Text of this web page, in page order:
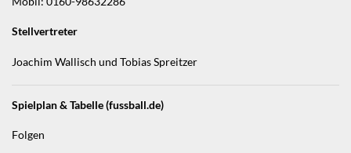
Stellvertreter
Joachim Wallisch und Tobias Spreitzer
Spielplan & Tabelle (fussball.de)
Folgen